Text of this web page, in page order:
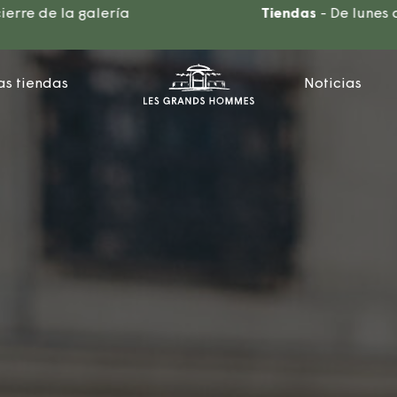
- De lunes a sábado:
tiendas Noticias